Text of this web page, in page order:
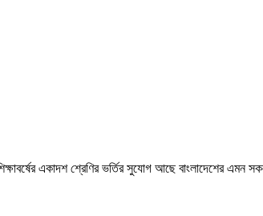
একাদশ শ্রেণির ভর্তির সুযোগ আছে বাংলাদেশের এমন